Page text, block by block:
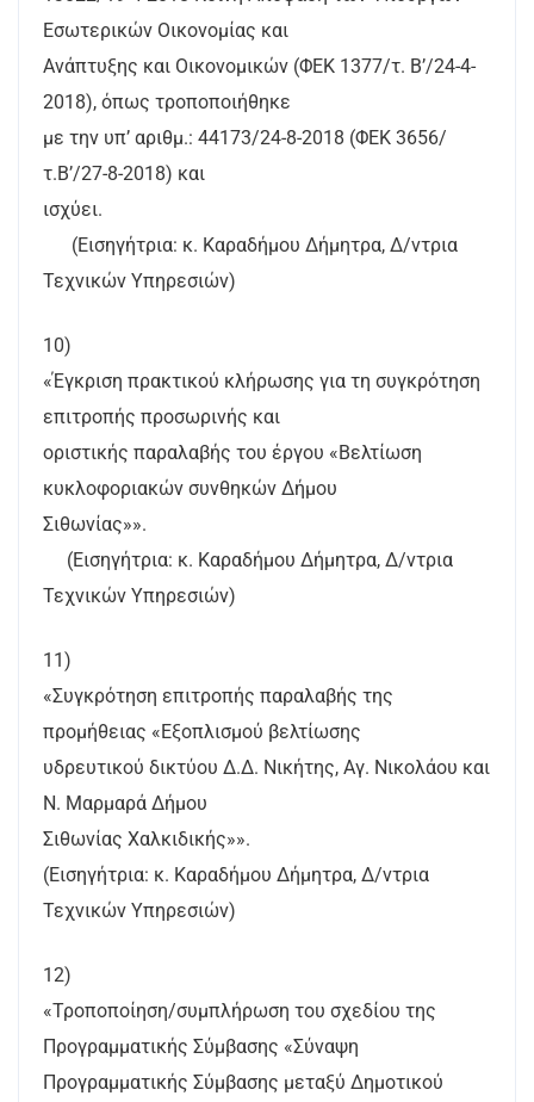
Εσωτερικών Οικονομίας και
Ανάπτυξης και Οικονομικών (ΦΕΚ 1377/τ. Β’/24-4-
2018), όπως τροποποιήθηκε
με την υπ’ αριθμ.: 44173/24-8-2018 (ΦΕΚ 3656/
τ.Β’/27-8-2018) και
ισχύει.
(Εισηγήτρια: κ. Καραδήμου Δήμητρα, Δ/ντρια
Τεχνικών Υπηρεσιών)
10)
«Έγκριση πρακτικού κλήρωσης για τη συγκρότηση
επιτροπής προσωρινής και
οριστικής παραλαβής του έργου «Βελτίωση
κυκλοφοριακών συνθηκών Δήμου
Σιθωνίας»».
(Εισηγήτρια: κ. Καραδήμου Δήμητρα, Δ/ντρια
Τεχνικών Υπηρεσιών)
11)
«Συγκρότηση επιτροπής παραλαβής της
προμήθειας «Εξοπλισμού βελτίωσης
υδρευτικού δικτύου Δ.Δ. Νικήτης, Αγ. Νικολάου και
Ν. Μαρμαρά Δήμου
Σιθωνίας Χαλκιδικής»».
(Εισηγήτρια: κ. Καραδήμου Δήμητρα, Δ/ντρια
Τεχνικών Υπηρεσιών)
12)
«Τροποποίηση/συμπλήρωση του σχεδίου της
Προγραμματικής Σύμβασης «Σύναψη
Προγραμματικής Σύμβασης μεταξύ Δημοτικού